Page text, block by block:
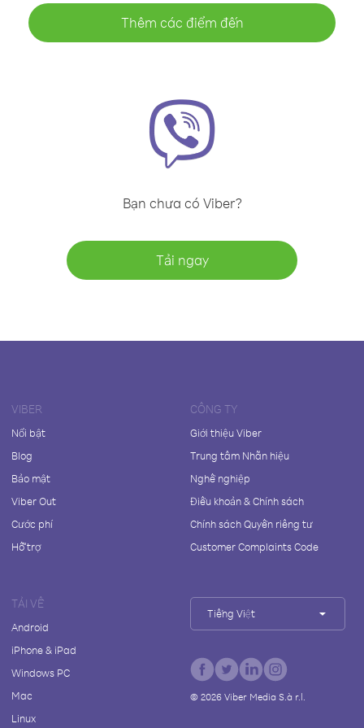
Thêm các điểm đến
Bạn chưa có Viber?
Tải ngay
VIBER
Nổi bật
Blog
Bảo mật
Viber Out
Cước phí
Hỗ trợ
CÔNG TY
Giới thiệu Viber
Trung tâm Nhãn hiệu
Nghề nghiệp
Điều khoản & Chính sách
Chính sách Quyền riêng tư
Customer Complaints Code
TẢI VỀ
Android
iPhone & iPad
Windows PC
Mac
Linux
Tiếng Việt
© 2026Viber Media S.à r.l.